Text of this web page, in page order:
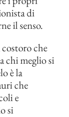
di
il senso.
che
chi meglio si
è la
che
e
si